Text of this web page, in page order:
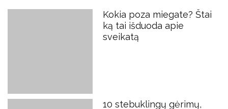
Kokia poza miegate? Štai
ką tai išduoda apie
sveikatą
10 stebuklingų gėrimų,